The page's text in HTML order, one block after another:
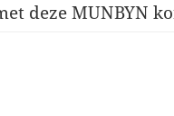
deze MUNBYN